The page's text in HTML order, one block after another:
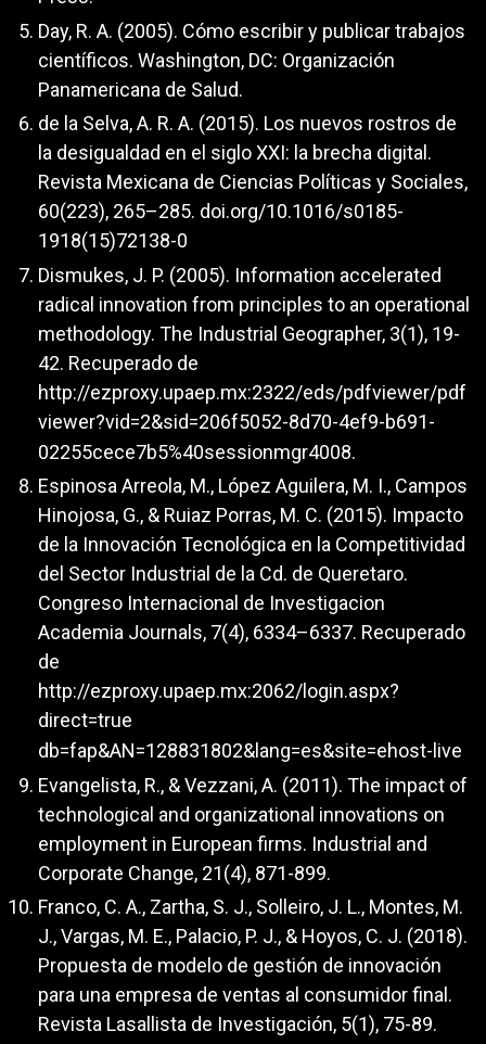
Day, R. A. (2005). Cómo escribir y publicar trabajos
científicos. Washington, DC: Organización
Panamericana de Salud.
de la Selva, A. R. A. (2015). Los nuevos rostros de
la desigualdad en el siglo XXI: la brecha digital.
Revista Mexicana de Ciencias Políticas y Sociales,
60(223), 265–285. doi.org/10.1016/s0185-
1918(15)72138-0
Dismukes, J. P. (2005). Information accelerated
radical innovation from principles to an operational
methodology. The Industrial Geographer, 3(1), 19-
42. Recuperado de
http://ezproxy.upaep.mx:2322/eds/pdfviewer/pdf
viewer?vid=2&sid=206f5052-8d70-4ef9-b691-
02255cece7b5%40sessionmgr4008.
Espinosa Arreola, M., López Aguilera, M. I., Campos
Hinojosa, G., & Ruiaz Porras, M. C. (2015). Impacto
de la Innovación Tecnológica en la Competitividad
del Sector Industrial de la Cd. de Queretaro.
Congreso Internacional de Investigacion
Academia Journals, 7(4), 6334–6337. Recuperado
de
http://ezproxy.upaep.mx:2062/login.aspx?
direct=true
db=fap&AN=128831802&lang=es&site=ehost-live
Evangelista, R., & Vezzani, A. (2011). The impact of
technological and organizational innovations on
employment in European firms. Industrial and
Corporate Change, 21(4), 871-899.
Franco, C. A., Zartha, S. J., Solleiro, J. L., Montes, M.
J., Vargas, M. E., Palacio, P. J., & Hoyos, C. J. (2018).
Propuesta de modelo de gestión de innovación
para una empresa de ventas al consumidor final.
Revista Lasallista de Investigación, 5(1), 75-89.